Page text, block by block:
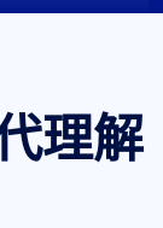
理解